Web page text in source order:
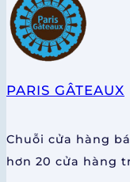
PARIS GÂTEAUX
Chuỗi cửa hàng
hơn 20 cửa hàng